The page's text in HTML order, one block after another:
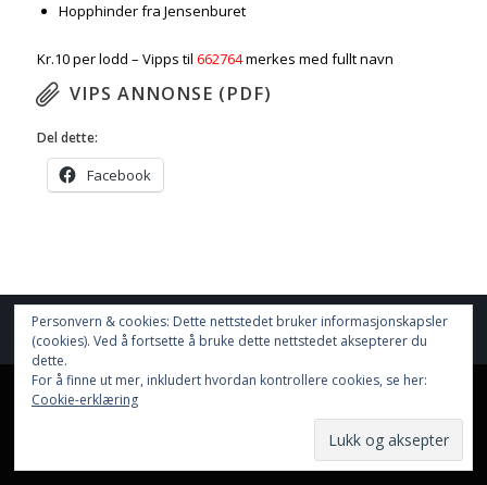
Hopphinder fra Jensenburet
Kr.10 per lodd – Vipps til 662764merkes med fullt navn
VIPS ANNONSE (PDF)
Del dette:
Facebook
Nettstedet brukerCookies
Hjem
Nettbutikk Resultater Aktiviteter
Dokumenter
This site uses cookies. By continuing to browse the site, you are
Learn more
Personvern & cookies: Dette nettstedet bruker informasjonskapsler
(cookies). Ved å fortsette å bruke dette nettstedet aksepterer du
dette.
For å finne ut mer, inkludert hvordan kontrollere cookies, se her:
Cookie-erklæring